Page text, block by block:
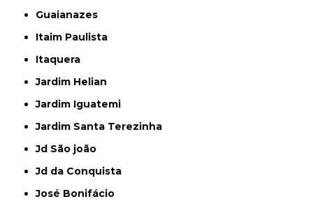
Guaianazes
Itaim Paulista
Itaquera
Jardim Helian
Jardim Iguatemi
Jardim Santa Terezinha
Jd São joão
Jd da Conquista
José Bonifácio